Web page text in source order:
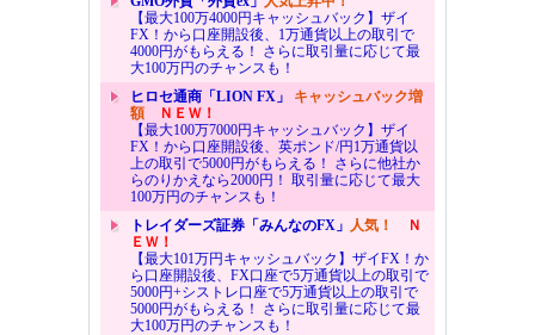
【最大100万4000円キャッシュバック】ザイ
FX！から口座開設後、1万通貨以上の取引で
4000円がもらえる！ さらに取引量に応じて最
大100万円のチャンスも！
ヒロセ通商「LION FX」 キャッシュバック増
額ＮＥＷ！
【最大100万7000円キャッシュバック】ザイ
FX！から口座開設後、英ポンド/円1万通貨以
上の取引で5000円がもらえる！ さらに他社か
らのりかえなら2000円！ 取引量に応じて最大
100万円のチャンスも！
トレイダーズ証券「みんなのFX」 人気！
Ｎ
ＥＷ！
【最大101万円キャッシュバック】ザイFX！か
ら口座開設後、FX口座で5万通貨以上の取引で
5000円+シストレ口座で5万通貨以上の取引で
5000円がもらえる！ さらに取引量に応じて最
大100万円のチャンスも！